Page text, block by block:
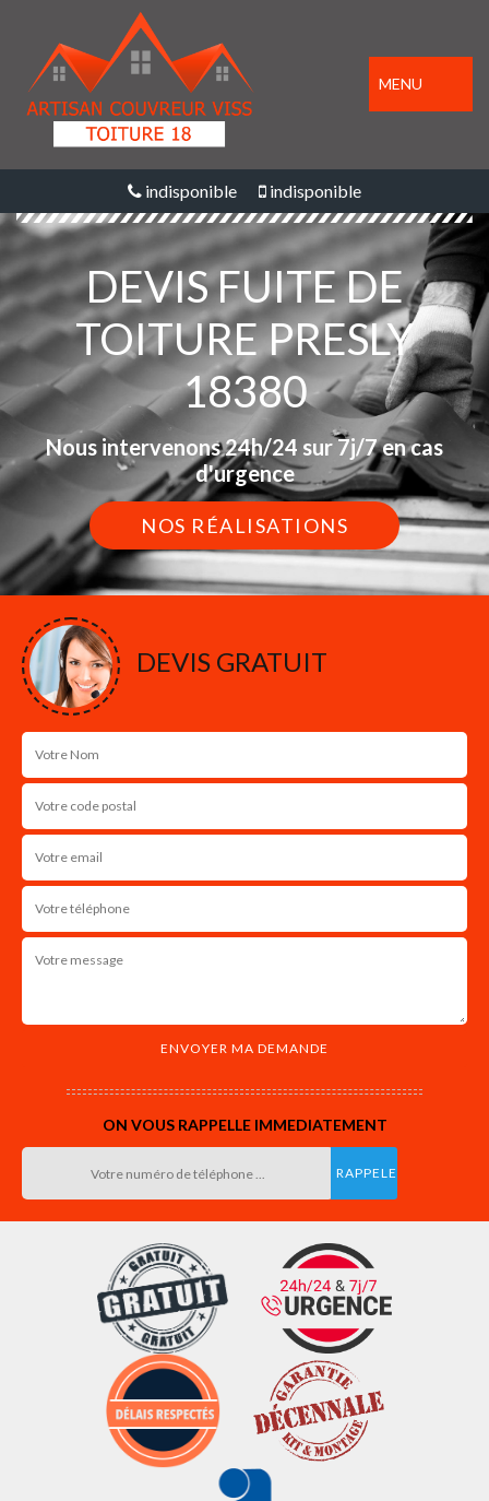
MENU
indisponible indisponible
DEVIS FUITE DE
TOITURE PRESLY
18380
Nous intervenons 24h/24 sur 7j/7 en cas
d'urgence
NOS RÉALISATIONS
DEVIS GRATUIT
ON VOUS RAPPELLE IMMEDIATEMENT